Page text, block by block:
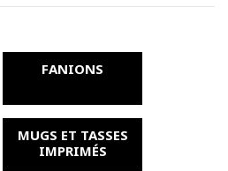
FANIONS
MUGS ET TASSES
IMPRIMÉS